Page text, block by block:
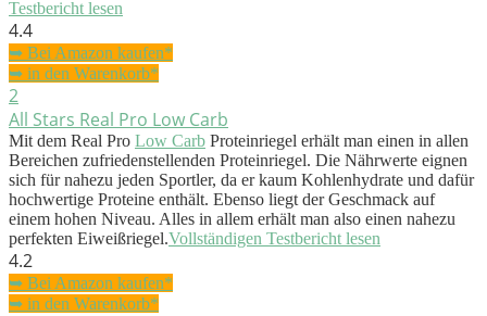
Testbericht lesen
4.4
➥ Bei Amazon kaufen*
➥ in den Warenkorb*
2
All Stars Real Pro Low Carb
Mit dem Real Pro Low Carb Proteinriegel erhält man einen in allen
Bereichen zufriedenstellenden Proteinriegel. Die Nährwerte eignen
sich für nahezu jeden Sportler, da er kaum Kohlenhydrate und dafür
hochwertige Proteine enthält. Ebenso liegt der Geschmack auf
einem hohen Niveau. Alles in allem erhält man also einen nahezu
perfekten Eiweißriegel.Vollständigen Testbericht lesen
4.2
➥ Bei Amazon kaufen*
➥ in den Warenkorb*